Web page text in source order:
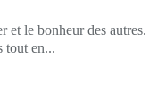
et le bonheur des autres.
tout en...